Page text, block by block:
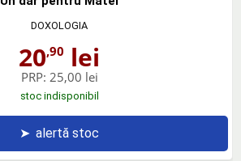
DOXOLOGIA
20,90 lei
PRP: 25,00 lei
stoc indisponibil
➤ alertă stoc